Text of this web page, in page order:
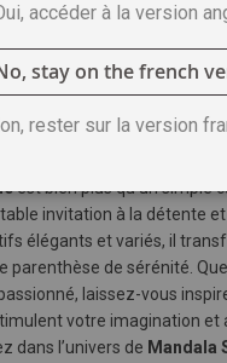
à commenter ce produit
est bien plus qu’un simple
invitation à la détente
élégants et variés, il
parenthèse de sérénité.
laissez-vous
votre imagination et
dans l’univers de Mandala
accéder à la version
stay on the french
rester sur la version